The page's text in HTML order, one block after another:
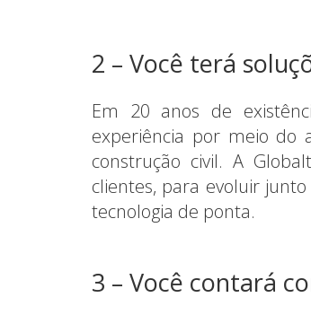
2 – Você terá
Em 20 anos de
experiência por meio do
construção civil. A
clientes, para evoluir
tecnologia de ponta.
3 – Você contará